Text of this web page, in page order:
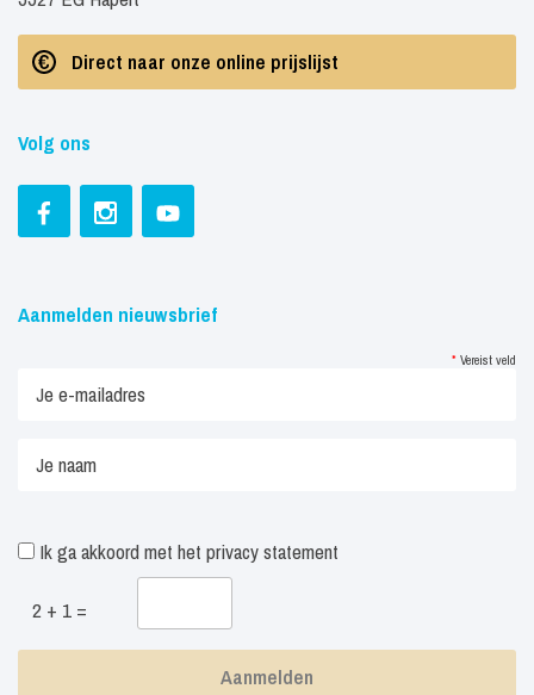
Direct naar onze online prijslijst
Volg ons
Aanmelden nieuwsbrief
* Vereist veld
Ik ga akkoord met het privacy statement
2 + 1 =